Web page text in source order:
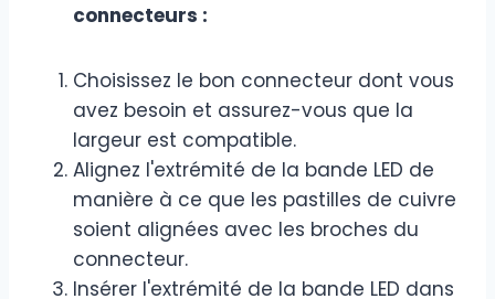
connecteurs :
Choisissez le bon connecteur dont vous
avez besoin et assurez-vous que la
largeur est compatible.
Alignez l'extrémité de la bande LED de
manière à ce que les pastilles de cuivre
soient alignées avec les broches du
connecteur.
Insérer l'extrémité de la bande LED dans